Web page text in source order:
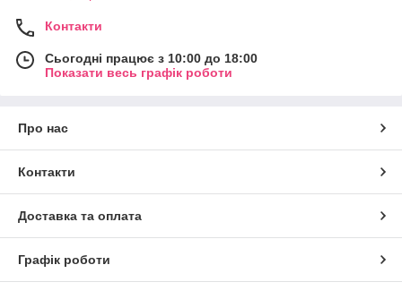
Контакти
Сьогодні працює з 10:00 до 18:00
Показати весь графік роботи
Про нас
Контакти
Доставка та оплата
Графік роботи